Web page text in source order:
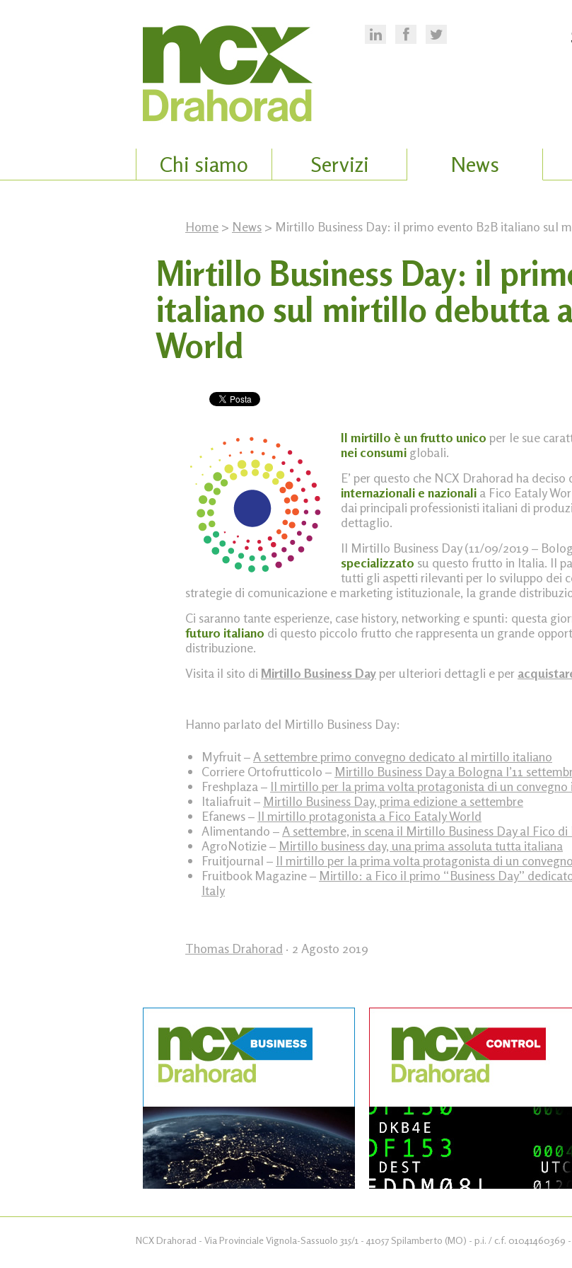
Chi siamo Servizi News
Home > News > Mirtillo Business Day: il primo evento B2B italiano sul
Mirtillo Business Day: il
italiano sul mirtillo debutta
World
Il mirtillo è un frutto unico per le sue
nei consumi globali.
E’ per questo che NCX Drahorad ha deciso
internazionali e nazionali a Fico Eataly
dai principali professionisti italiani di
dettaglio.
Il Mirtillo Business Day (11/09/2019 –
specializzato su questo frutto in Italia. Il
tutti gli aspetti rilevanti per lo sviluppo dei
strategie di comunicazione e marketing istituzionale, la grande
Ci saranno tante esperienze, case history, networking e spunti: questa
futuro italiano di questo piccolo frutto che rappresenta un grande
distribuzione.
Visita il sito di Mirtillo Business Dayper ulteriori dettagli e per
Hanno parlato del Mirtillo Business Day:
Myfruit – A settembre primo convegno dedicato al mirtillo italiano
Corriere Ortofrutticolo – Mirtillo Business Day a Bologna l’11
Freshplaza – Il mirtillo per la prima volta protagonista di un convegno
Italiafruit – Mirtillo Business Day, prima edizione a settembre
Efanews – Il mirtillo protagonista a Fico Eataly World
Alimentando – A settembre, in scena il Mirtillo Business Day al Fico
AgroNotizie – Mirtillo business day, una prima assoluta tutta italiana
Fruitjournal – Il mirtillo per la prima volta protagonista di un
Fruitbook Magazine – Mirtillo: a Fico il primo “Business Day”
Italy
Thomas Drahorad · 2 Agosto 2019
NCX Drahorad - Via Provinciale Vignola-Sassuolo 315/1 - 41057 Spilamberto (MO) - p.i. / c.f. 01041460369 -